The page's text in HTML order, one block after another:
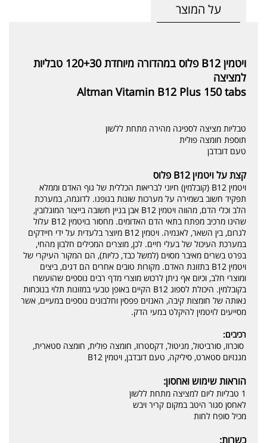
על המוצר
ויטמין B12 פלוס במהדורה מיוחדת 120+30 טבליות
למציצה
Altman Vitamin B12 Plus 150 tabs
טבליות מציצה לספיגה מהירה מתחת ללשון
תוספת חומצה פולית
טעם דובדבן
קצת על ויטמין B12 פלוס
ויטמין B12 (קובלמין) חיוני לבריאות הכללית של גוף האדם וממלא
תפקיד חשוב בשמירה על מערכות שונות בגופנו. לדוגמה, במערכת
הלב וכלי הדם, מהווה ויטמין B12 אבן בניין חשובה בייצור המוגלובין,
שהינו מרכיב מפתח בתאי הדם האדומים. מחסור בויטמין B12 עלול
לגרום, בין השאר, לאנמיה. ויטמין B12 מיוצר בלעדית על ידי חיידקים
במערכת העיכול של בעלי חיים. לכן, מוצרים המכילים חלבון מהחי,
בפרט בשרים מאיבר מסוים (למשל כבד, כליות), הם המקור העיקרי של
ויטמין B12 בתזונת האדם. מקורות טובים אחרים הם דגים, ביצים
ומוצרי חלב, וכיום אף ניתן לרכוש מוצרי מדף רבים נוספים שהועשרו
בקובלמין. היכולת לספוג B12 הקיים באופן טבעי במזונות תלוי בנוכחות
נאותה של חומצות קיבה, האנזים פפסין וחלבונים נוספים במעיים, אשר
מסייעים לויטמין להיקלט במעי הדק.
רכיבים:
סוכרוז, סורביטול, מניטול, דקסטרוז, חומצה פולית, חומצה סטארית,
מגנזיום סטארט, סיליקה, טעם דובדבן, ויטמין B12
הוראות שימוש ואחסון:
1 טבליות ליום למציצה מתחת ללשון
לאחסן סגור היטב במקום קריר ויבש
מכיל סופח לחות
כשרות: